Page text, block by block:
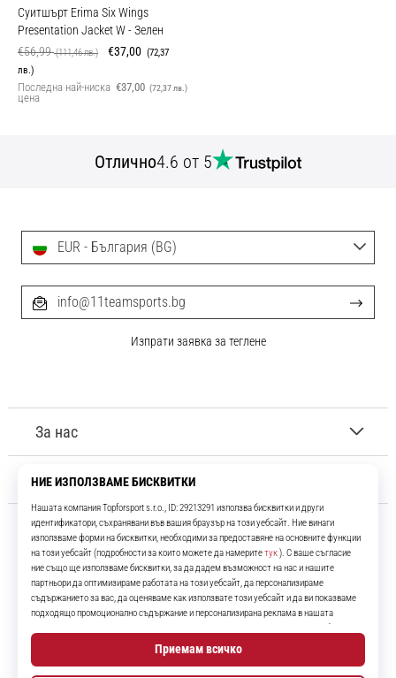
Суитшърт Erima Six Wings
Presentation Jacket W- Зелен
€56,99(111,46 лв.) €37,00 (72,37
лв.)
Последна най-ниска
цена
€37,00 (72,37 лв.)
Отлично4.6 от 5
11teamsports.bg
Повече от 16 години ние сме ваши съотборници, представяйки ви
най-добрите и най-новите футболни продукти.
InstagramYouTube
За нас
Обслужване на клиенти
EUR - България (BG)
info@11teamsports.bg
Изпрати заявка за теглене